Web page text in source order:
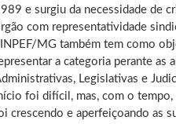
e surgiu da necessidade de
com representatividade
MG também tem como
a categoria perante as
Legislativas e
foi difícil, mas, com o tempo,
crescendo e aperfeiçoando as